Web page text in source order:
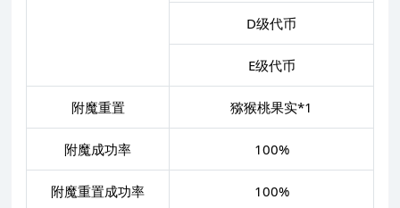
D级代币
E级代币
附魔重置 猕猴桃果实*1
附魔成功率 100%
附魔重置成功率 100%